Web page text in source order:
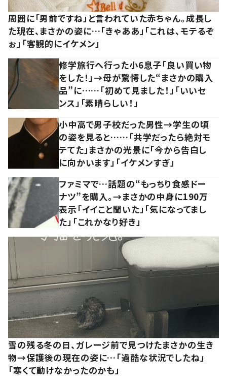
周囲に「男前ですね」と言われていた赤ちゃん。成長し
た現在、まさかの姿に…「きゃああ」「これは、モテるぞ
ぉ」「客観的にイケメン」
修学旅行へ行った小6息子「良い買い物
をした！」→母が驚愕した“まさかの購入
品”に……「初めて見ました！」「いいセ
ンス」「素晴らしい！」
小中高で男子校だった男性→学生の頃
の姿を見ると……「共学だったら絶対モ
テてた」まさかの光景に「今から告白し
に向かいます」「イケメンすぎ」
ファミマで…話題の“もっちり食感ドー
ナツ”を購入。→まさかの中身に190万
表示「イイこと聞いた」「気になってまし
た」「これかなり好き」
雪の残る冬の日、ガレージ前で見つけたまさかの生き
物→保護後の現在の姿に…「過酷な状況でしたね」
「寒くて動けなかったのかも」